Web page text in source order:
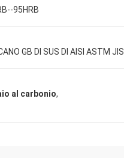
95HRB
GB DI SUS DI AISI ASTM JIS
al carbonio,